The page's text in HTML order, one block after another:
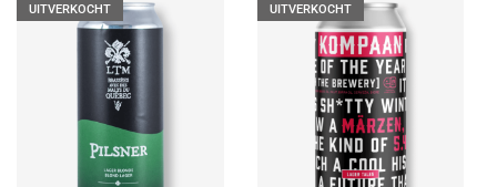
UITVERKOCHT UITVERKOCHT